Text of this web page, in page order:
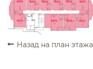
ПРОДАНО
ПРОДАНО ПРОДАНО ПРОДАНО ПРОДАНО ПРОДАНО ПРОДАНО
ПРОДАНО
ПРОДАНО
ПРОДАНО
Назад на план этажа